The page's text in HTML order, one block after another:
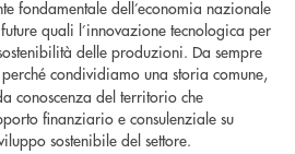
fondamentale dell’economia nazionale
quali l’innovazione tecnologica per
delle produzioni. Da sempre
perché condividiamo una storia comune,
conoscenza del territorio che
finanziario e consulenziale su
sostenibile del settore.